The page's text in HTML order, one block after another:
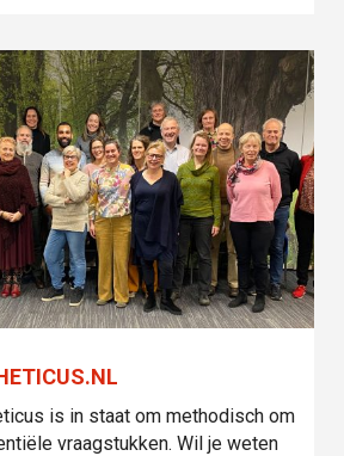
is in staat om methodisch om
vraagstukken. Wil je weten